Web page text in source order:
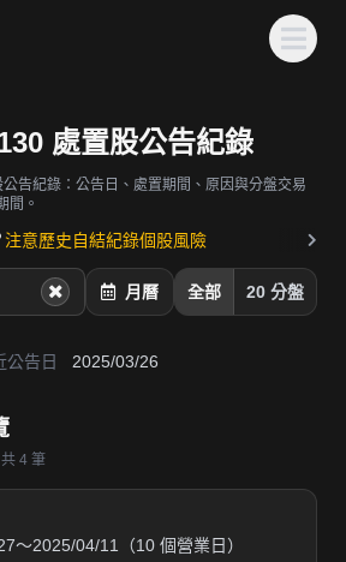
處置股公告紀錄
公告紀錄：公告日、處置期間、原因與分盤交易
間。
注意歷史自結紀錄個股風險
月曆 全部 20 分盤
公告日 2025/03/26
4 筆
～2025/04/11（10 個營業日）